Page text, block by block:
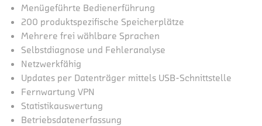
Menügeführte Bedienerführung
200 produktspezifische Speicherplätze
Mehrere frei wählbare Sprachen
Selbstdiagnose und Fehleranalyse
Netzwerkfähig
Updates per Datenträger mittels USB-Schnittstelle
Fernwartung VPN
Statistikauswertung
Betriebsdatenerfassung